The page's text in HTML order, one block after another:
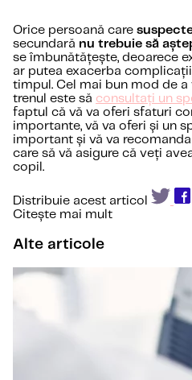
Orice persoană care
secundară nu trebuie să
se îmbunătățește, deoarece
ar putea exacerba
timpul. Cel mai bun mod de
trenul este să consultați un
faptul că vă va oferi sfaturi
importante, vă va oferi și un
important și vă va
care să vă asigure că veți
copil.
Distribuie acest articol
Citește mai mult
Alte articole